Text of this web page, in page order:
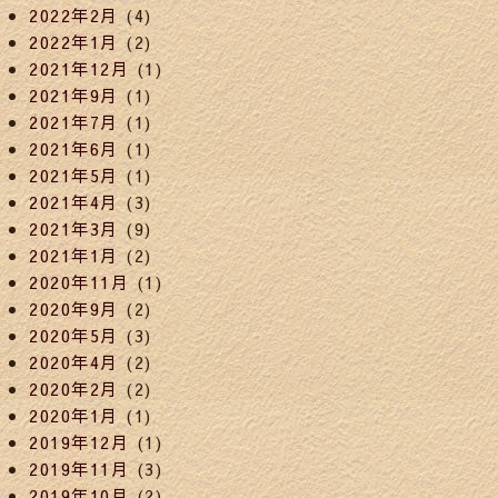
2022年2月 (4)
2022年1月 (2)
2021年12月 (1)
2021年9月 (1)
2021年7月 (1)
2021年6月 (1)
2021年5月(1)
2021年4月(3)
2021年3月 (9)
2021年1月(2)
2020年11月 (1)
2020年9月 (2)
2020年5月 (3)
2020年4月(2)
2020年2月 (2)
2020年1月(1)
2019年12月 (1)
2019年11月(3)